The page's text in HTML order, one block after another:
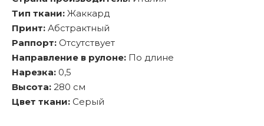
Тип ткани: Жаккард
Принт: Абстрактный
Раппорт: Отсутствует
Направление в рулоне: По длине
Нарезка: 0,5
Высота: 280 см
Цвет ткани: Серый